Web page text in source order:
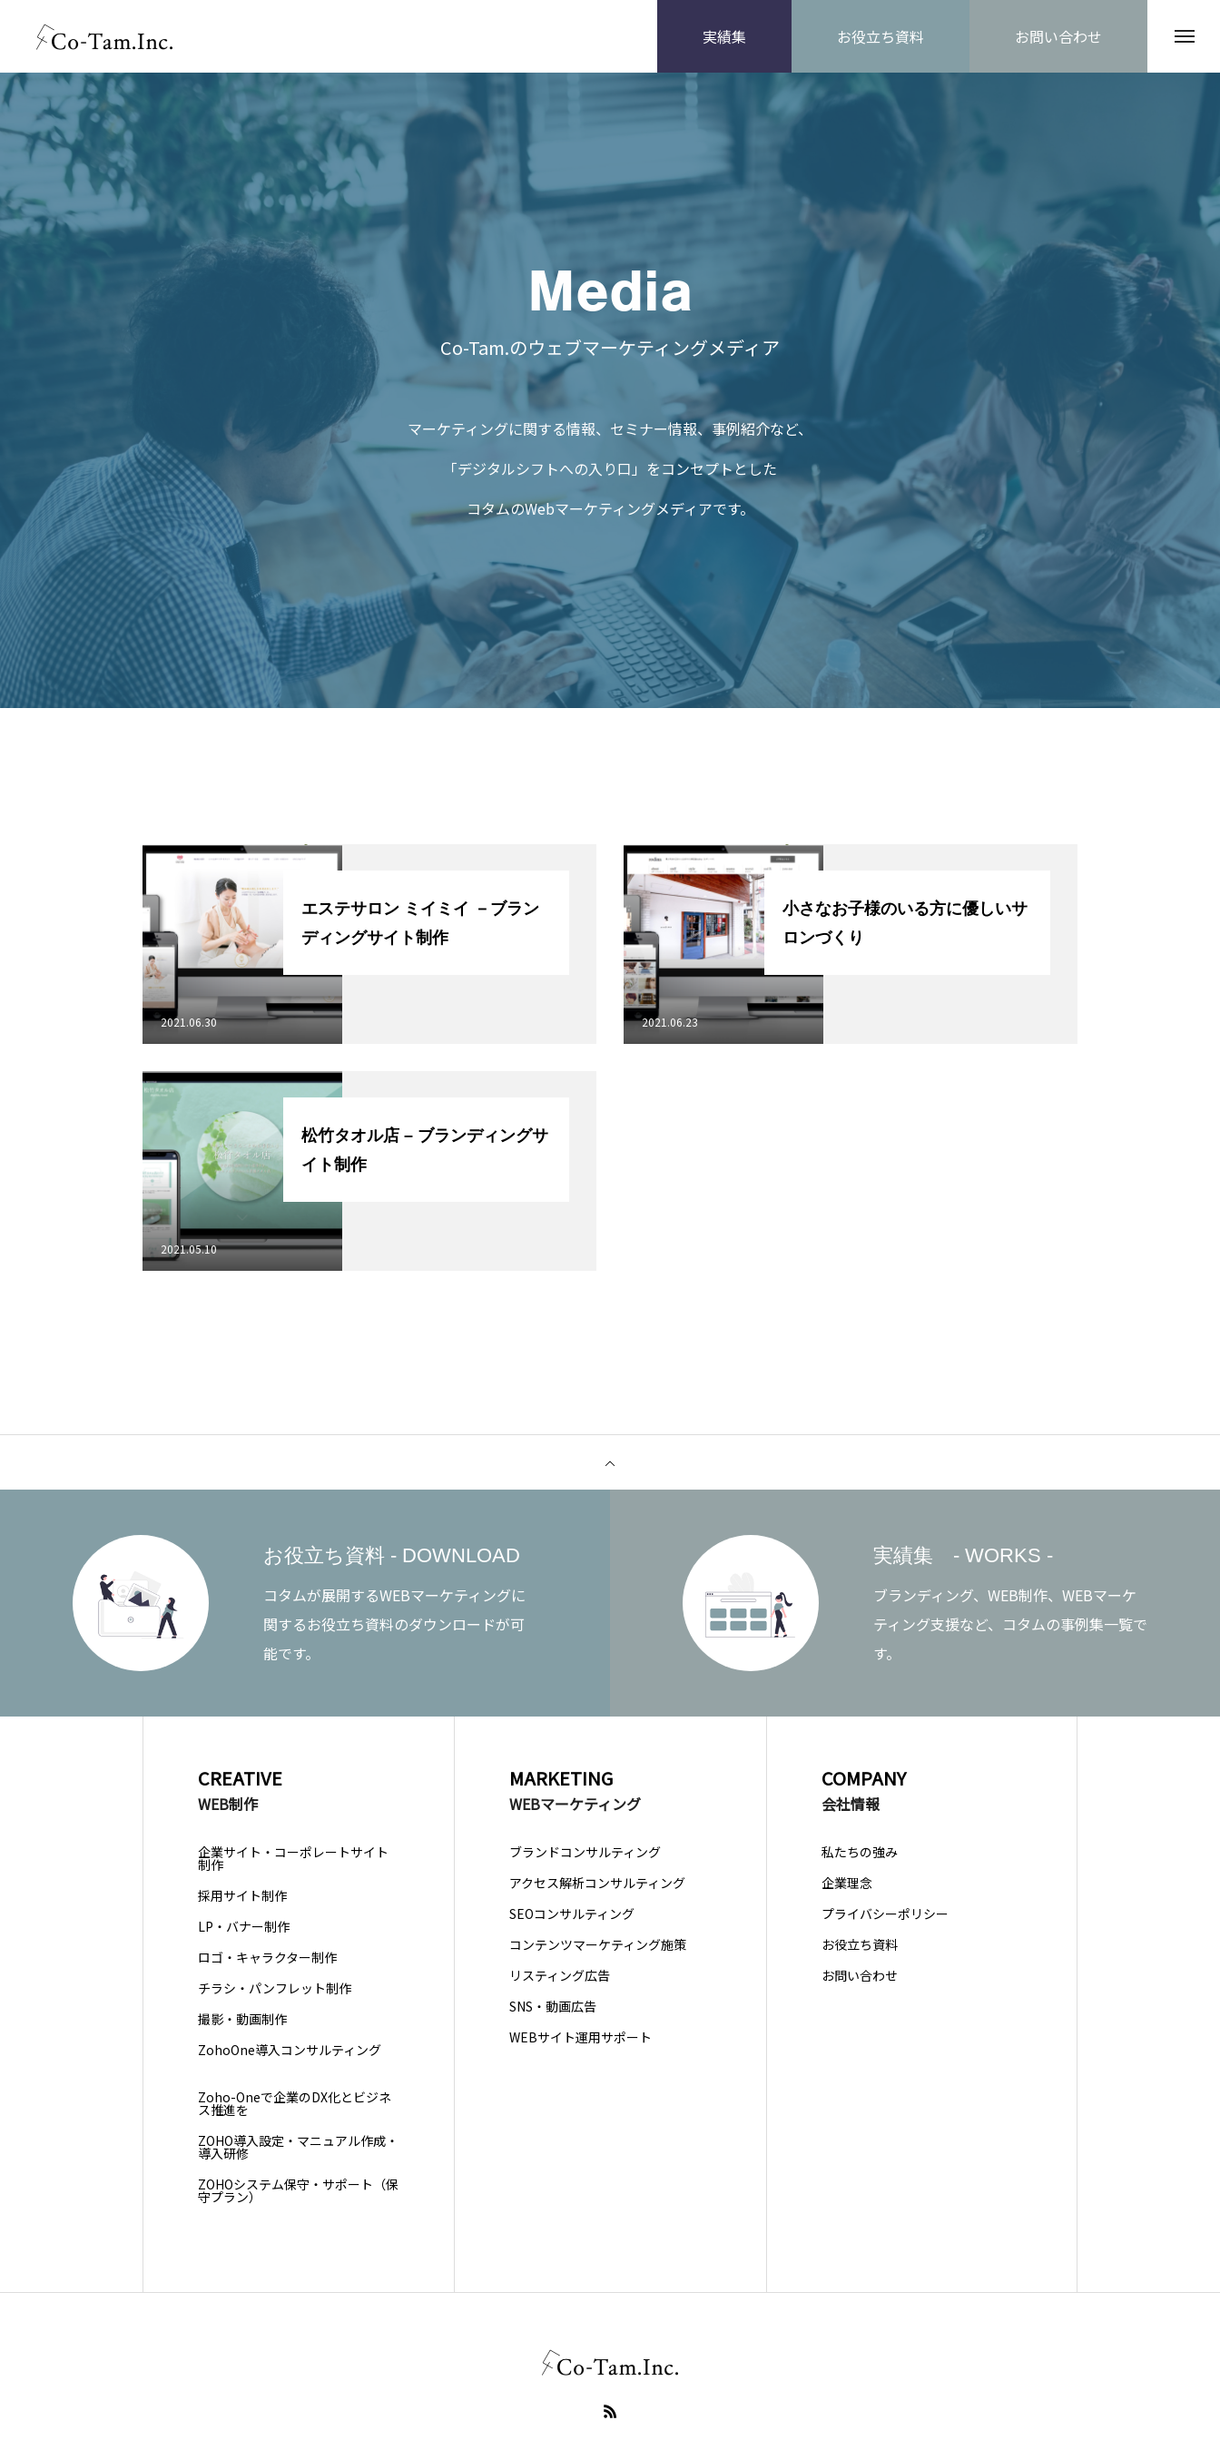
実績集 お役立ち資料 お問い合わせ
私たちの強み
サービス
企業理念
会社情報
ブログ
Media
Co-Tam.のウェブマーケティングメディア
マーケティングに関する情報、セミナー情報、事例紹介など、
「デジタルシフトへの入り口」をコンセプトとした
コタムのWebマーケティングメディアです。
エステサロン ミイミイ －ブラン
ディングサイト制作
2021.06.30
小さなお子様のいる方に優しいサ
ロンづくり
2021.06.23
松竹タオル店 – ブランディングサ
イト制作
2021.05.10
お役立ち資料 - DOWNLOAD
コタムが展開するWEBマーケティングに
関するお役立ち資料のダウンロードが可
能です。
実績集 - WORKS -
ブランディング、WEB制作、WEBマーケ
ティング支援など、コタムの事例集一覧で
す。
CREATIVE
WEB制作
企業サイト・コーポレートサイト
制作
採用サイト制作
LP・バナー制作
ロゴ・キャラクター制作
チラシ・パンフレット制作
撮影・動画制作
ZohoOne導入コンサルティング
Zoho-Oneで企業のDX化とビジネ
ス推進を
ZOHO導入設定・マニュアル作成・
導入研修
ZOHOシステム保守・サポート（保
守プラン）
MARKETING
WEBマーケティング
ブランドコンサルティング
アクセス解析コンサルティング
SEOコンサルティング
コンテンツマーケティング施策
リスティング広告
SNS・動画広告
WEBサイト運用サポート
COMPANY
会社情報
私たちの強み
企業理念
プライバシーポリシー
お役立ち資料
お問い合わせ